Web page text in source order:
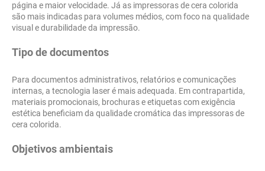
página e maior velocidade. Já as impressoras de cera colorida
são mais indicadas para volumes médios, com foco na qualidade
visual e durabilidade da impressão.
Tipo de documentos
Para documentos administrativos, relatórios e comunicações
internas, a tecnologia laser é mais adequada. Em contrapartida,
materiais promocionais, brochuras e etiquetas com exigência
estética beneficiam da qualidade cromática das impressoras de
cera colorida.
Objetivos ambientais